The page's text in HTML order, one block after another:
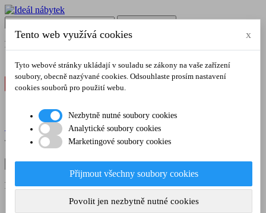
Poradíme vám na tel.
Přihlásit se
shopping_cart Košík 0 (0,00 Kč)
 Vyhledávání
Poradíme vám na tel.:728 106 103
OBÝVACÍ POKOJ
Tento web využívá cookies x
Tyto webové stránky ukládají v souladu se zákony na vaše zařízení
soubory, obecně nazývané cookies. Odsouhlaste prosím nastavení
cookies souborů pro použití webu.
Nezbytně nutné soubory cookies
Analytické soubory cookies
Marketingové soubory cookies
Přijmout všechny soubory cookies
Povolit jen nezbytně nutné cookies